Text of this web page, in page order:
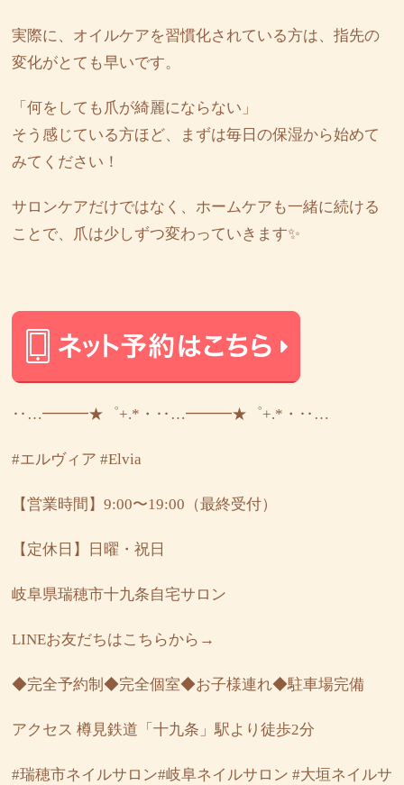
実際に、オイルケアを習慣化されている方は、指先の
変化がとても早いです。
「何をしても爪が綺麗にならない」
そう感じている方ほど、まずは毎日の保湿から始めて
みてください！
サロンケアだけではなく、ホームケアも一緒に続ける
ことで、爪は少しずつ変わっていきます✨
‥…━━━★゜+.*・‥…━━━★゜+.*・‥…
#エルヴィア #Elvia
【営業時間】9:00〜19:00（最終受付）
【定休日】日曜・祝日
岐阜県瑞穂市十九条自宅サロン
LINEお友だちはこちらから→
◆完全予約制◆完全個室◆お子様連れ◆駐車場完備
アクセス 樽見鉄道「十九条」駅より徒歩2分
#瑞穂市ネイルサロン#岐阜ネイルサロン #大垣ネイルサ